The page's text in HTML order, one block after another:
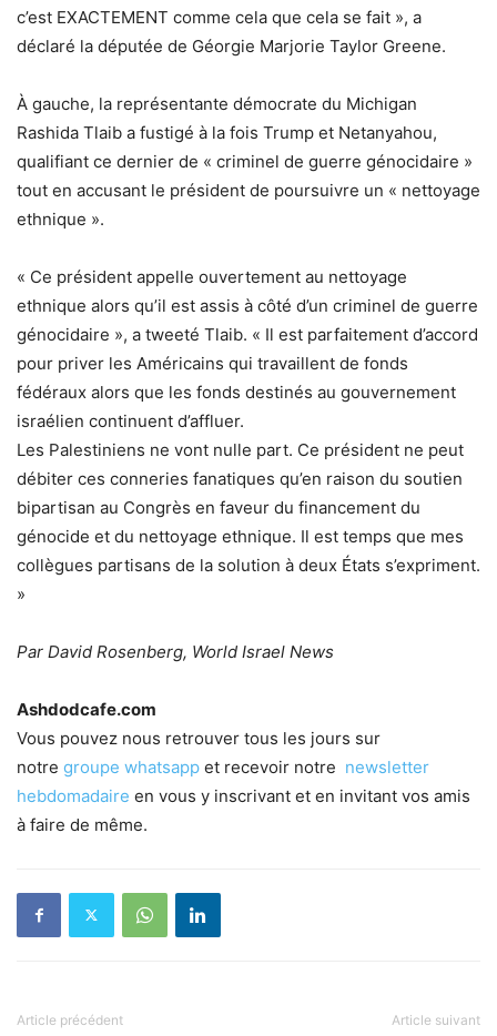
c’est EXACTEMENT comme cela que cela se fait », a
déclaré la députée de Géorgie Marjorie Taylor Greene.
À gauche, la représentante démocrate du Michigan
Rashida Tlaib a fustigé à la fois Trump et Netanyahou,
qualifiant ce dernier de « criminel de guerre génocidaire »
tout en accusant le président de poursuivre un « nettoyage
ethnique ».
« Ce président appelle ouvertement au nettoyage
ethnique alors qu’il est assis à côté d’un criminel de guerre
génocidaire », a tweeté Tlaib. « Il est parfaitement d’accord
pour priver les Américains qui travaillent de fonds
fédéraux alors que les fonds destinés au gouvernement
israélien continuent d’affluer.
Les Palestiniens ne vont nulle part. Ce président ne peut
débiter ces conneries fanatiques qu’en raison du soutien
bipartisan au Congrès en faveur du financement du
génocide et du nettoyage ethnique. Il est temps que mes
collègues partisans de la solution à deux États s’expriment.
»
Par David Rosenberg, World Israel News
Ashdodcafe.com
Vous pouvez nous retrouver tous les jours sur
notre groupe whatsapp et recevoir notre newsletter
hebdomadaire en vous y inscrivant et en invitant vos amis
à faire de même.
Article précédent Article suivant